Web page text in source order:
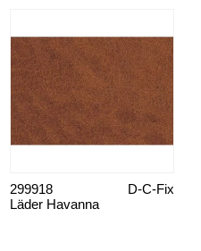
Läder Havanna
D-C-Fix
299918